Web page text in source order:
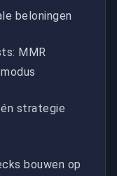
beloningen
MMR
strategie
bouwen op